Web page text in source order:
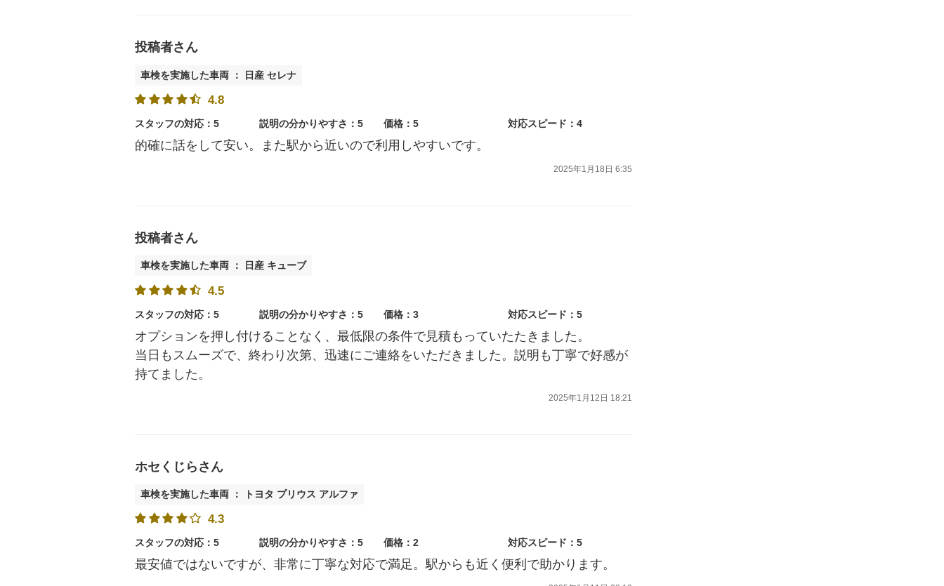
投稿者さん
車検を実施した車両 ： 日産 セレナ
4.8
スタッフの対応：5 説明の分かりやすさ：5 価格：5 対応スピード：4
的確に話をして安い。また駅から近いので利用しやすいです。
2025年1月18日 6:35
投稿者さん
車検を実施した車両 ： 日産 キューブ
4.5
スタッフの対応：5 説明の分かりやすさ：5 価格：3 対応スピード：5
オプションを押し付けることなく、最低限の条件で見積もっていたたきました。
当日もスムーズで、終わり次第、迅速にご連絡をいただきました。説明も丁寧で好感が
持てました。
2025年1月12日 18:21
ホセくじらさん
車検を実施した車両 ： トヨタ プリウス アルファ
4.3
スタッフの対応：5 説明の分かりやすさ：5 価格：2 対応スピード：5
最安値ではないですが、非常に丁寧な対応で満足。駅からも近く便利で助かります。